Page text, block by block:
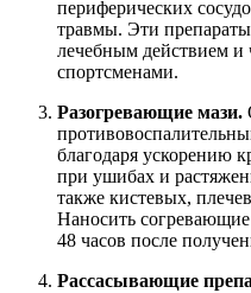
периферических
травмы. Эти
лечебным действием и
спортсменами.
Разогревающие мази.
благодаря ускорению
при ушибах и
также кистевых,
Наносить согревающие
48 часов после
Рассасывающие